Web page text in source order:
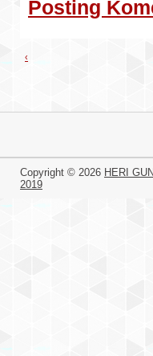
Posting
‹
Copyright © 2026 HERI
2019